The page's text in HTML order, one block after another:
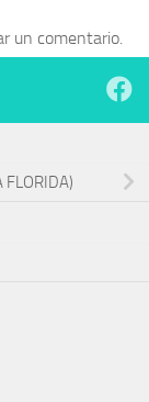
un comentario.
FLORIDA)